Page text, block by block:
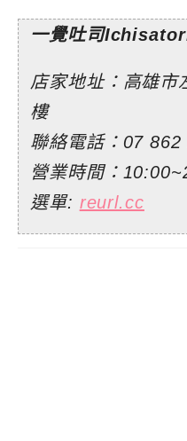
一覺吐司
店家地址：高雄市
樓
聯絡電話： 07 862
營業時間：
選單: reurl.cc